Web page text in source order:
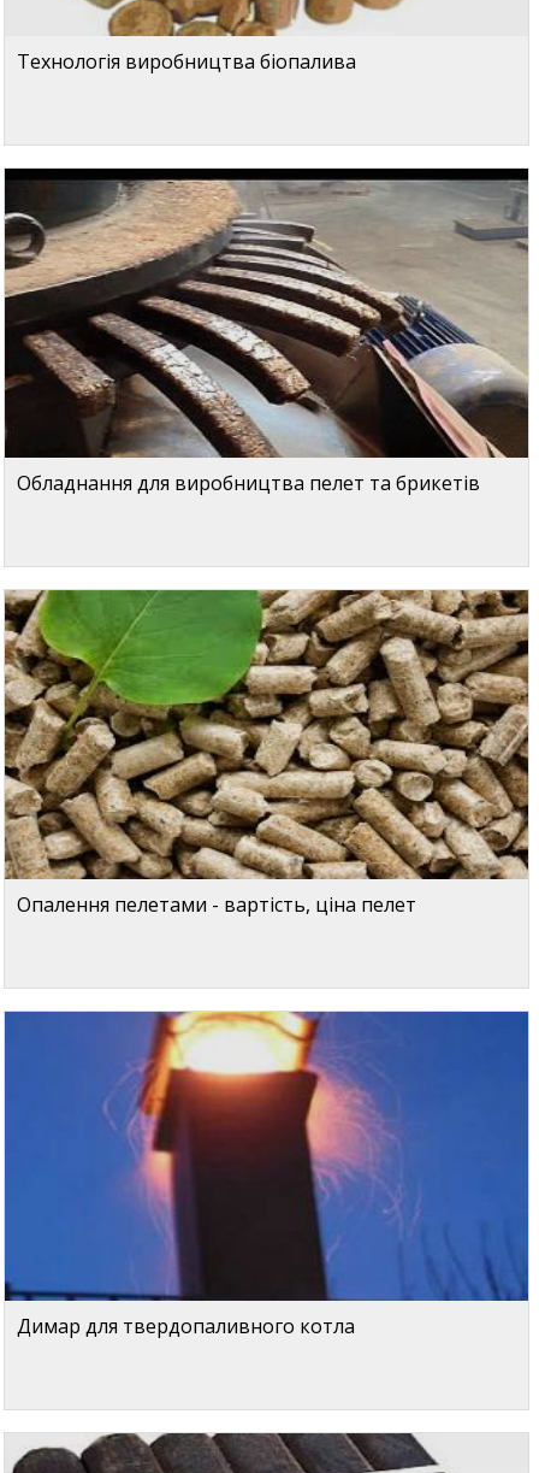
Технологія виробництва біопалива
Обладнання для виробництва пелет та брикетів
Опалення пелетами - вартість, ціна пелет
Димар для твердопаливного котла